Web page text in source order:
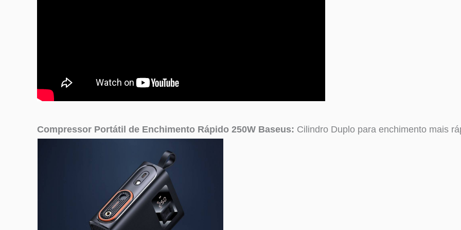
Compressor Portátil de Enchimento Rápido 250W Baseus: Cilindro Duplo para enchimento mais